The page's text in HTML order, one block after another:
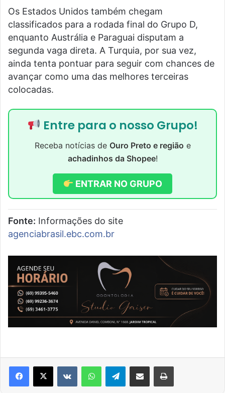
Os Estados Unidos também chegam
classificados para a rodada final do Grupo D,
enquanto Austrália e Paraguai disputam a
segunda vaga direta. A Turquia, por sua vez,
ainda tenta pontuar para seguir com chances de
avançar como uma das melhores terceiras
colocadas.
Entre para o nosso Grupo!
Receba notícias de Ouro Preto e região e
achadinhos da Shopee!
ENTRAR NO GRUPO
Fonte: Informações do site
agenciabrasil.ebc.com.br
VK WhatsAppTelegramCompartilhar via e-mail Imprimir